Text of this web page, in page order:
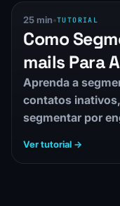
25 min•TUTORIAL
Como
mails Para
Aprenda a
contatos
segmentar por
Ver tutorial →